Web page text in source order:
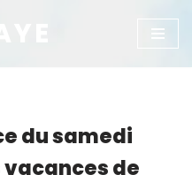
du samedi
de